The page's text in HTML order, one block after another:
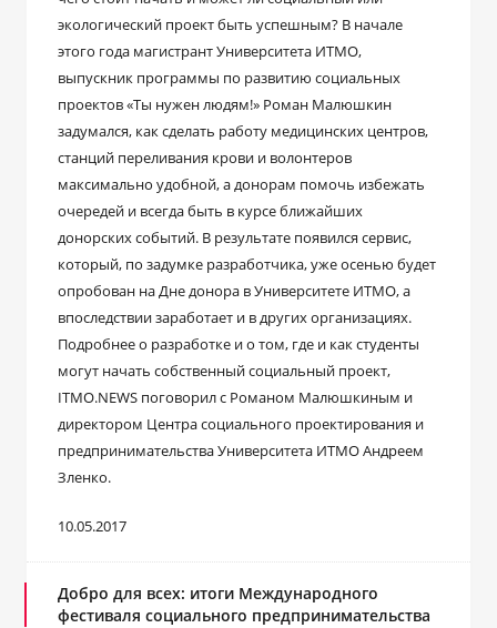
экологический проект быть успешным? В начале
этого года магистрант Университета ИТМО,
выпускник программы по развитию социальных
проектов «Ты нужен людям!» Роман Малюшкин
задумался, как сделать работу медицинских центров,
станций переливания крови и волонтеров
максимально удобной, а донорам помочь избежать
очередей и всегда быть в курсе ближайших
донорских событий. В результате появился сервис,
который, по задумке разработчика, уже осенью будет
опробован на Дне донора в Университете ИТМО, а
впоследствии заработает и в других организациях.
Подробнее о разработке и о том, где и как студенты
могут начать собственный социальный проект,
ITMO.NEWS поговорил с Романом Малюшкиным и
директором Центра социального проектирования и
предпринимательства Университета ИТМО Андреем
Зленко.
10.05.2017
Добро для всех: итоги Международного
фестиваля социального предпринимательства